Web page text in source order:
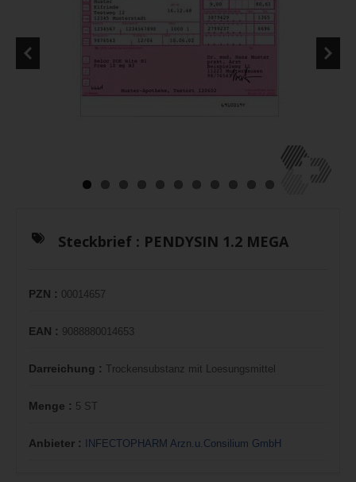
Steckbrief : PENDYSIN 1.2 MEGA
PZN : 00014657
EAN : 9088880014653
Darreichung : Trockensubstanz mit Loesungsmittel
Menge : 5 ST
Anbieter : INFECTOPHARM Arzn.u.Consilium GmbH